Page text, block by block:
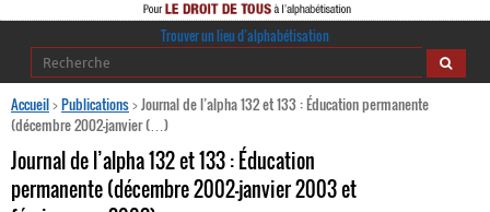
Alphabétisation
Trouver un lieu d’alphabétisation
Accueil>Publications>Journal de l’alpha 132 et 133 : Éducation permanente
(décembre 2002-janvier (…)
Journal de l’alpha 132 et 133 : Éducation
permanente (décembre 2002-janvier 2003 et